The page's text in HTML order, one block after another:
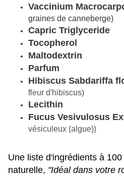
Vaccinium
graines de canneberge)
Capric Triglyceride
Tocopherol
Maltodextrin
Parfum
Hibiscus Sabdariffa
fleur d'hibiscus)
Lecithin
Fucus Vesivulosus
vésiculeux (algue))
Une liste d'ingrédients à
naturelle, "Idéal dans votre